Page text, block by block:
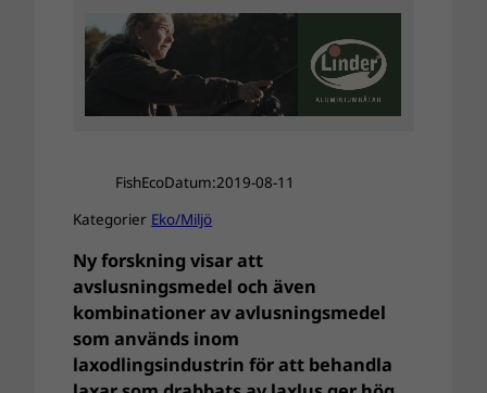
FishEcoDatum:2019-08-11
Kategorier Eko/Miljö
Ny forskning visar att
avslusningsmedel och även
kombinationer av avlusningsmedel
som används inom
laxodlingsindustrin för att behandla